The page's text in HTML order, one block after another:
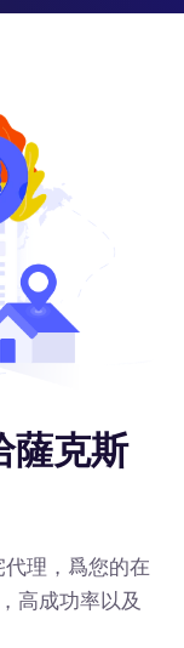
薩克斯
理，爲您的在
高成功率以及